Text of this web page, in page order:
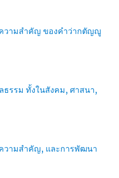
วามสำคัญ ของคำว่ากตัญญู
ธรรม ทั้งในสังคม, ศาสนา,
วามสำคัญ, และการพัฒนา